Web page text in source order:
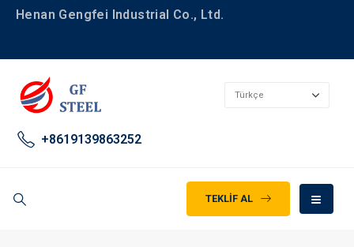
Henan Gengfei Industrial Co., Ltd.
+8619139863252
TEKLIF AL